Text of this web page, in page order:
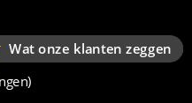
Wat onze klanten zeggen